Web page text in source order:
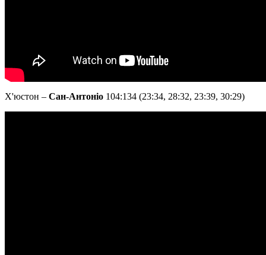
Х'юстон – Сан-Антоніо 104:134 (23:34, 28:32, 23:39, 30:29)